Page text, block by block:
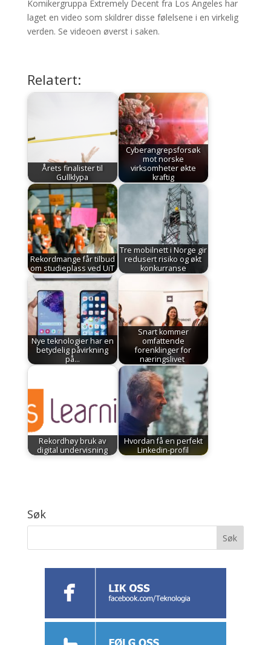
Komikergruppa Extremely Decent fra Los Angeles har
laget en video som skildrer disse følelsene i en virkelig
verden. Se videoen øverst i saken.
Relatert:
Årets finalister til
Gullklypa
Cyberangrepsforsøk
mot norske
virksomheter økte
kraftig
Rekordmange får tilbud
om studieplass ved UiT
Tre mobilnett i Norge gir
redusert risiko og økt
konkurranse
Nye teknologier har en
betydelig påvirkning
på…
Snart kommer
omfattende
forenklinger for
næringslivet
Rekordhøy bruk av
digital undervisning
Hvordan få en perfekt
Linkedin-profil
Søk